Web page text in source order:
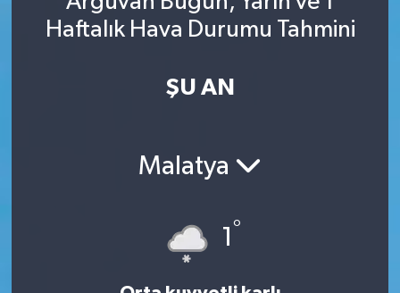
Haftalık Hava Durumu Tahmini
ŞU AN
Malatya
1 °
Son Dakika Haberleri